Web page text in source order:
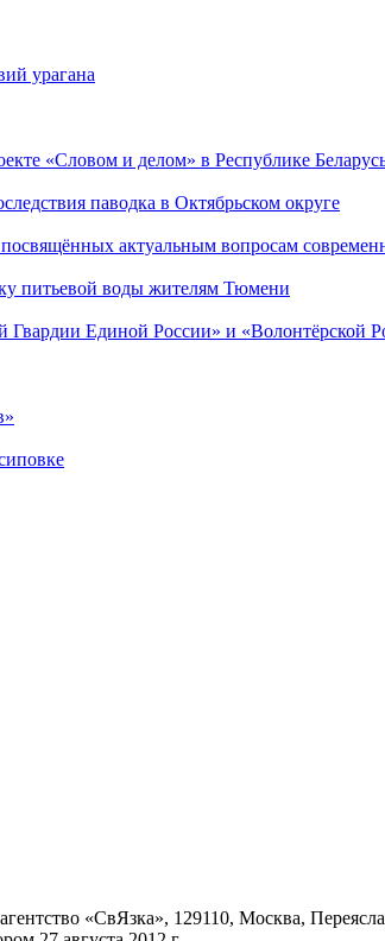
урагана
«Словом и делом» в Республике
паводка в Октябрьском округе
актуальным вопросам
питьевой воды жителям Тюмени
Гвардии Единой России» и «Волонтёрской
«СвЯзка», 129110, Москва,